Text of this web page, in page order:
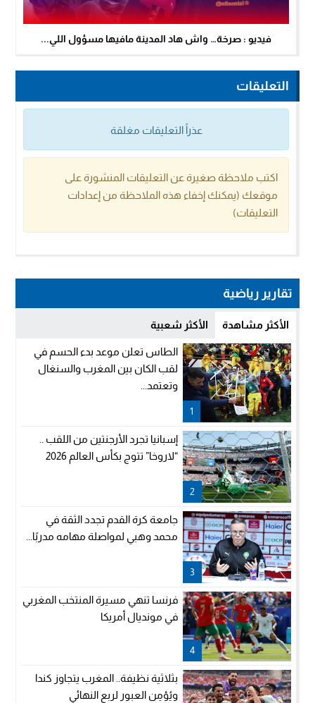
فيديو : صرخة… واش هاد المدينة مافيها مسؤول اللي...
التعليقات
عذراً التعليقات مغلقة
اكتب ملاحظة صغيرة عن التعليقات المنشورة على
موقعك (يمكنك إخفاء هذه الملاحظة من إعدادات
التعليقات)
تقارير رياضية
الأكثر مشاهدة الأكثر شعبية
1
الطاس تعلن موعد بدء الحسم في
لقب الكان بين المغرب والسنغال
وتعتمد...
2
إسبانيا تجرد الأرجنتين من اللقب ..
“لاروخا” تتوج بكأس العالم 2026
3
جامعة كرة القدم تجدد الثقة في
محمد وهبي لمواصلة مهامه مدربًا...
4
فرنسا تنهي مسيرة المنتخب المغربي
في مونديال أمريكا
بثلاثية نظيفة.. المغرب يتجاوز كندا
ويُؤمِن العبور لربع النهائي